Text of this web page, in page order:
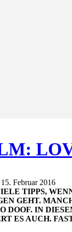
15. Februar 2016
TIPPS,
GEHT.
DOOF. IN
ES AUCH.